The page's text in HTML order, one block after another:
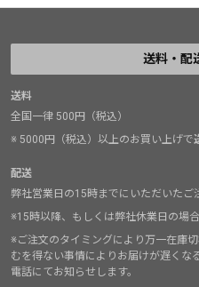
送料・配
送料
全国一律 500円（税込）
※ 5000円（税込）以上のお買い上げで
配送
弊社営業日の15時までにいただいたご
※15時以降、もしくは弊社休業日の場
※ご注文のタイミングにより万一在庫
むを得ない事情によりお届けが遅くな
電話にてお知らせします。